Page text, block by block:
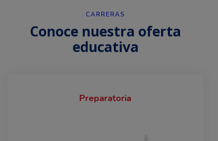
CARRERAS
Conoce nuestra oferta
educativa
Preparatoria